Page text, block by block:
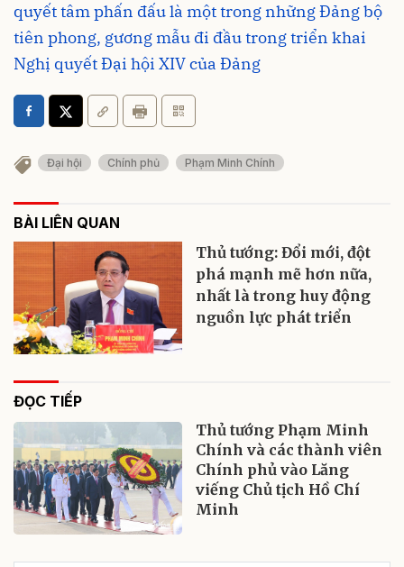
quyết tâm phấn đấu là một trong những Đảng bộ
tiên phong, gương mẫu đi đầu trong triển khai
Nghị quyết Đại hội XIV của Đảng
Đại hội Chính phủ Phạm Minh Chính
BÀI LIÊN QUAN
Thủ tướng: Đổi mới, đột
phá mạnh mẽ hơn nữa,
nhất là trong huy động
nguồn lực phát triển
ĐỌC TIẾP
Thủ tướng Phạm Minh
Chính và các thành viên
Chính phủ vào Lăng
viếng Chủ tịch Hồ Chí
Minh